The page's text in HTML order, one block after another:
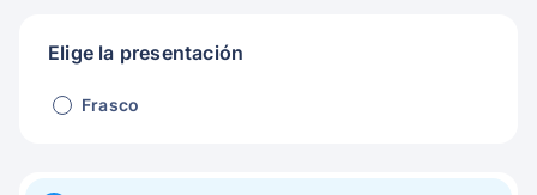
Elige la presentación
Frasco